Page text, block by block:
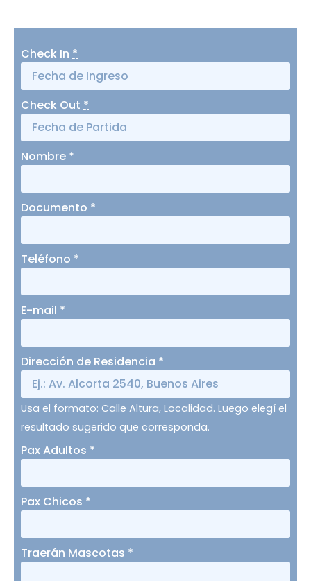
Check In *
Check Out *
Nombre *
Documento *
Teléfono *
E-mail *
Dirección de Residencia *
Usa el formato: Calle Altura, Localidad. Luego elegí el
resultado sugerido que corresponda.
Pax Adultos *
Pax Chicos *
Traerán Mascotas *